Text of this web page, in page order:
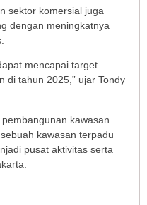
sektor komersial juga
dengan meningkatnya
mencapai target
di tahun 2025,” ujar Tondy
kawasan
kawasan terpadu
pusat aktivitas serta